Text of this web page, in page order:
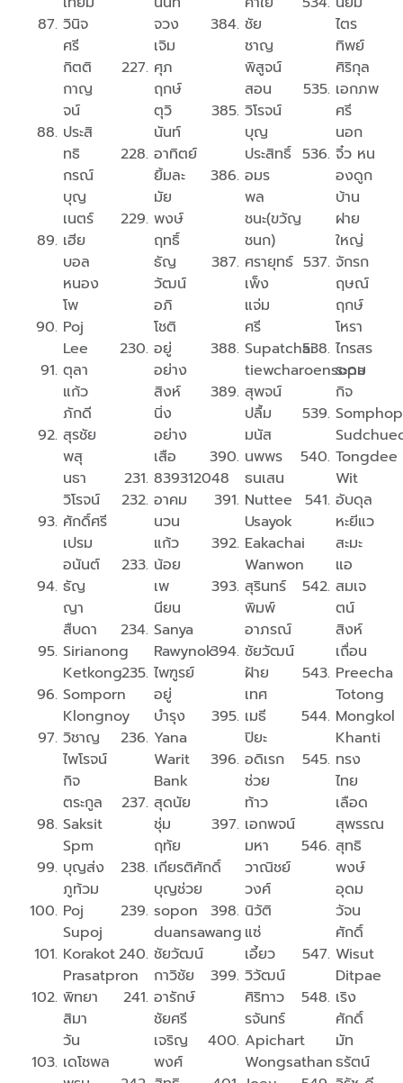
วินิจ
ศรี
กิตติ
กาญ
จน์
ประสิ
ทธิ
กรณ์
บุญ
เนตร์
เฮีย
บอล
หนอง
โพ
Poj
Lee
ตุลา
แก้ว
ภักดี
สุรชัย
พสุ
นธา
วิโรจน์
ศักดิ์ศรี
เปรม
อนันต์
ธัญ
ญา
สืบดา
Sirianong
Ketkong
Somporn
Klongnoy
วิชาญ
ไพโรจน์
กิจ
ตระกูล
Saksit
Spm
บุญส่ง
ภูท้วม
Poj
Supoj
Korakot
Prasatpron
พิทยา
สิมา
วัน
เดโชพล
จวง
เจิม
ศุภ
ฤกษ์
ตุวิ
นันท์
อาทิตย์
ยิ้มละ
มัย
พงษ์
ฤทธิ์
ธัญ
วัฒน์
อภิ
โชติ
อยู่
อย่าง
สิงห์
นิ่ง
อย่าง
เสือ
839312048
อาคม
นวน
แก้ว
น้อย
เพ
นียน
Sanya
Rawynok
ไพฑูรย์
อยู่
บำรุง
Yana
Warit
Bank
สุดนัย
ชุ่ม
ฤทัย
เกียรติศักดิ์
บุญช่วย
sopon
duansawang
ชัยวัฒน์
กาวิชัย
อารักษ์
ชัยศรี
เจริญ
พงศ์
ชัย
ชาญ
พิสูจน์
สอน
วิโรจน์
บุญ
ประสิทธิ์
อมร​
พล
ชนะ(ขวัญ
ชนก)
ศรายุทธ์
เพ็ง
แจ่ม
ศรี
Supatchai
tiewcharoensopa
สุพจน์
ปลื้ม
มนัส
นพพร
ธนเสน
Nuttee
Usayok
Eakachai
Wanwon
สุรินทร์
พิมพ์
อาภรณ์
ชัยวัฒน์
ฝ้าย
เทศ
เมธี
ปิยะ
อดิเรก
ช่วย
ท้าว
เอกพจน์
มหา
วาณิชย์
วงศ์
นิวัติ
แซ่
เอี้ยว
วิวัฒน์​
ศิริทาว
ร​จันทร์​
Apichart
Wongsathan
ไตร
ทิพย์
ศิริกุล
เอกภพ
ศรี
นอก
จิ๋ว หน
องดูก
บ้าน
ฝาย
ใหญ่
จักรก
ฤษณ์
ฤกษ์
โหรา
ไกรสร
ระดม
กิจ
Somphop
Tongdee
Wit
อับดุล
หะยีแว
สะมะ
แอ
สมเจ
ตน์
สิงห์
เถื่อน
Preecha
Totong
Mongkol
Khanti
ทรง
ไทย
เลือด
สุพรรณ
สุทธิ
พงษ์
อุดม
วัจน
ศักดิ์
Wisut
Ditpae
เริง
ศักดิ์
มัท
ธรัตน์